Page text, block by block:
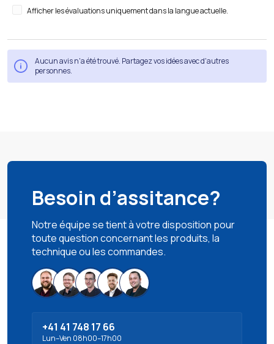
Afficher les évaluations uniquement dans la langue actuelle.
Aucun avis n'a été trouvé. Partagez vos idées avec d'autres
personnes.
Besoin d’assitance?
Notre équipe se tient à votre disposition pour
toute question concernant les produits, la
technique ou les commandes.
+41 41 748 17 66
Lun–Ven 08h00–17h00